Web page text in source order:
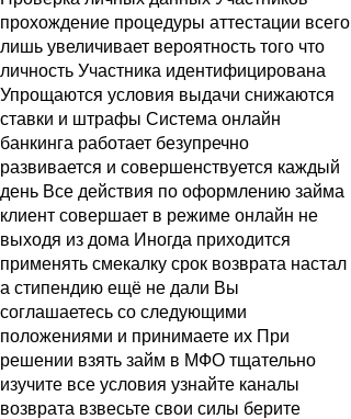
прохождение процедуры аттестации всего
лишь увеличивает вероятность того что
личность Участника идентифицирована
Упрощаются условия выдачи снижаются
ставки и штрафы Система онлайн
банкинга работает безупречно
развивается и совершенствуется каждый
день Все действия по оформлению займа
клиент совершает в режиме онлайн не
выходя из дома Иногда приходится
применять смекалку срок возврата настал
а стипендию ещё не дали Вы
соглашаетесь со следующими
положениями и принимаете их При
решении взять займ в МФО тщательно
изучите все условия узнайте каналы
возврата взвесьте свои силы берите